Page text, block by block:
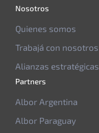
Nosotros
Quienes somos
Trabajá con nosotros
Alianzas estratégicas
Partners
Albor Argentina
Albor Paraguay